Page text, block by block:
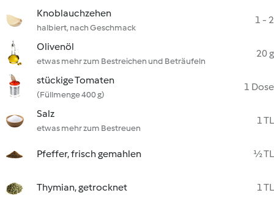
Knoblauchzehen
halbiert, nach Geschmack
1 - 2
Olivenöl
etwas mehr zum Bestreichen und Beträufeln
20 g
stückige Tomaten
(Füllmenge 400 g)
1 Dose
Salz
etwas mehr zum Bestreuen
1 TL
Pfeffer, frisch gemahlen ½ TL
Thymian, getrocknet 1 TL